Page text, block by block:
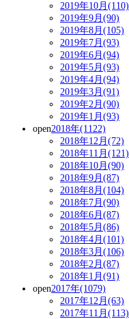
2019年10月(110)
2019年9月(90)
2019年8月(105)
2019年7月(93)
2019年6月(94)
2019年5月(93)
2019年4月(94)
2019年3月(91)
2019年2月(90)
2019年1月(93)
open2018年(1122)
2018年12月(72)
2018年11月(121)
2018年10月(90)
2018年9月(87)
2018年8月(104)
2018年7月(90)
2018年6月(87)
2018年5月(86)
2018年4月(101)
2018年3月(106)
2018年2月(87)
2018年1月(91)
open2017年(1079)
2017年12月(63)
2017年11月(113)